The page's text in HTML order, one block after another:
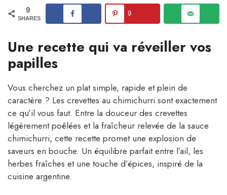
9
SHARES
9
Une recette qui va réveiller vos
papilles
Vous cherchez un plat simple, rapide et plein de
caractère ? Les crevettes au chimichurri sont exactement
ce qu’il vous faut. Entre la douceur des crevettes
légèrement poêlées et la fraîcheur relevée de la sauce
chimichurri, cette recette promet une explosion de
saveurs en bouche. Un équilibre parfait entre l’ail, les
herbes fraîches et une touche d’épices, inspiré de la
cuisine argentine.